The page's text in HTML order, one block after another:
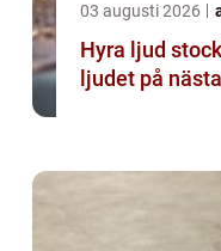
03 augusti 2026
Hyra ljud stockholm så
ljudet på